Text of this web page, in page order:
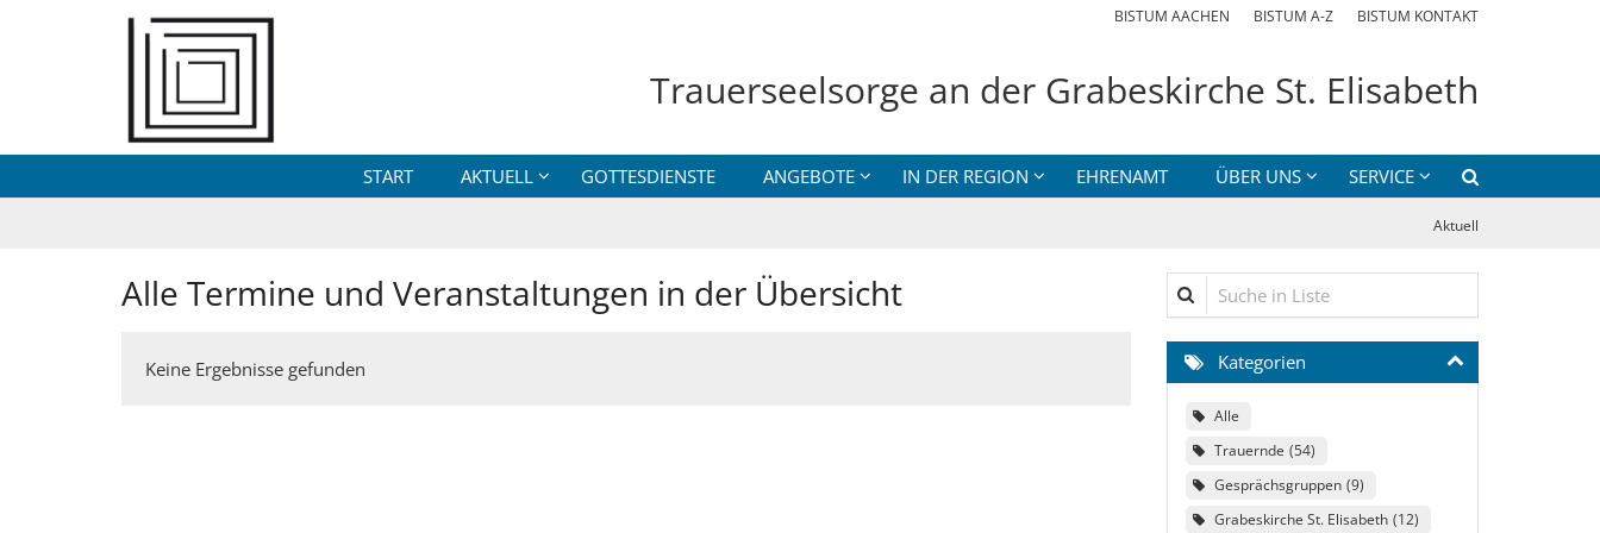
Zum Inhalt springen BISTUM AACHEN BISTUM A-Z BISTUM KONTAKT
Trauerseelsorge an der Grabeskirche St. Elisabeth
START AKTUELL GOTTESDIENSTE ANGEBOTE IN DER REGION EHRENAMT ÜBER UNS SERVICE
Aktuell
Alle Termine und Veranstaltungen in der Übersicht
Keine Ergebnisse gefunden
Suche in Liste
Kategorien
Alle
Trauernde 54
Gesprächsgruppen 9
Grabeskirche St. Elisabeth 12